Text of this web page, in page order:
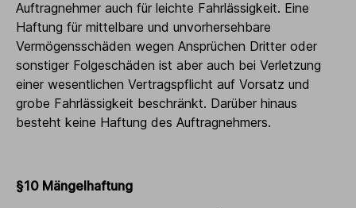
Auftragnehmer auch für leichte Fahrlässigkeit. Eine
Haftung für mittelbare und unvorhersehbare
Vermögensschäden wegen Ansprüchen Dritter oder
sonstiger Folgeschäden ist aber auch bei Verletzung
einer wesentlichen Vertragspflicht auf Vorsatz und
grobe Fahrlässigkeit beschränkt. Darüber hinaus
besteht keine Haftung des Auftragnehmers.
§10 Mängelhaftung